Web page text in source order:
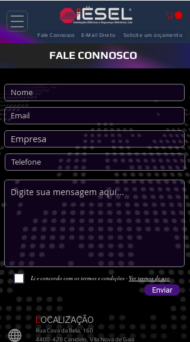
Fale Connosco E-Mail Direto Solicite um orçamento
FALE CONNOSCO
Li e concordo com os termos e condições - Ver termos de uso
Enviar
LOCALIZAÇÃO
Rua Cova da Bela, 160
4400-428Canidelo, Vila Nova de Gaia